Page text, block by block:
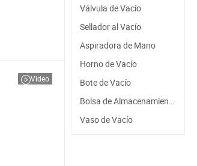
Video
Válvula de Vacío
Sellador al Vacío
Aspiradora de Mano
Horno de Vacío
Bote de Vacío
Bolsa de Almacenamiento al Vacío
Vaso de Vacío